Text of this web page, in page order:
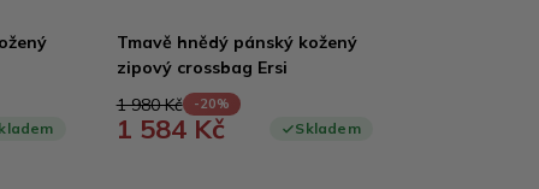
Tmavě hnědý pánský kožený
zipový crossbag Ersi
1 980 Kč
-20%
1 584 Kč Skladem